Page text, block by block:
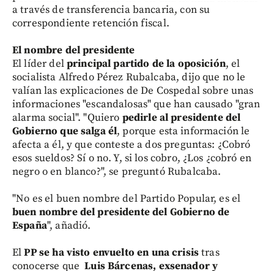
a través de transferencia bancaria, con su
correspondiente retención fiscal.
El nombre del presidente
El líder delprincipal partido de la oposición, el
socialista Alfredo Pérez Rubalcaba, dijo que no le
valían las explicaciones de De Cospedal sobre unas
informaciones "escandalosas" que han causado "gran
alarma social". "Quiero pedirle al presidente del
Gobierno que salga él, porque esta información le
afecta a él, y que conteste a dos preguntas: ¿Cobró
esos sueldos? Sí o no. Y, si los cobro, ¿Los ¿cobró en
negro o en blanco?", se preguntó Rubalcaba.
"No es el buen nombre del Partido Popular, es el
buen nombre del presidente del Gobierno de
España", añadió.
ElPP se ha visto envuelto en una crisistras
conocerse queLuis Bárcenas, exsenador y